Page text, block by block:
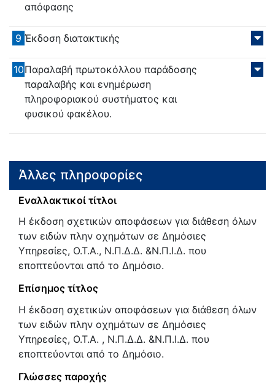
απόφασης
9 Έκδοση διατακτικής
10Παραλαβή πρωτοκόλλου παράδοσης
παραλαβής και ενημέρωση
πληροφοριακού συστήματος και
φυσικού φακέλου.
Άλλες πληροφορίες
Εναλλακτικοί τίτλοι
Η έκδοση σχετικών αποφάσεων για διάθεση όλων
των ειδών πλην οχημάτων σε Δημόσιες
Υπηρεσίες, Ο.Τ.Α., Ν.Π.Δ.Δ. &Ν.Π.Ι.Δ. που
εποπτεύονται από το Δημόσιο.
Επίσημος τίτλος
Η έκδοση σχετικών αποφάσεων για διάθεση όλων
των ειδών πλην οχημάτων σε Δημόσιες
Υπηρεσίες, Ο.Τ.Α. , Ν.Π.Δ.Δ. &Ν.Π.Ι.Δ. που
εποπτεύονται από το Δημόσιο.
Γλώσσες παροχής